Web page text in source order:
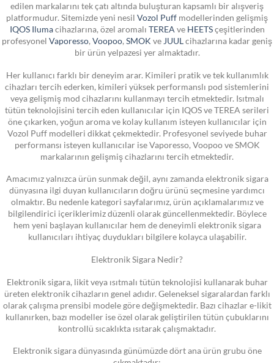
edilen markalarını tek çatı altında buluşturan kapsamlı bir alışveriş
platformudur. Sitemizde yeni nesil Vozol Puff modellerinden gelişmiş
IQOS Ilumacihazlarına, özel aromalı TEREA ve HEETSçeşitlerinden
profesyonel Vaporesso Voopoo SMOK ve JUUL cihazlarına kadar geniş
bir ürün yelpazesi yer almaktadır.
Her kullanıcı farklı bir deneyim arar. Kimileri pratik ve tek kullanımlık
cihazları tercih ederken, kimileri yüksek performanslı pod sistemlerini
veya gelişmiş mod cihazlarını kullanmayı tercih etmektedir. Isıtmalı
tütün teknolojisini tercih eden kullanıcılar için IQOS ve TEREA serileri
öne çıkarken, yoğun aroma ve kolay kullanım isteyen kullanıcılar için
Vozol Puff modelleri dikkat çekmektedir. Profesyonel seviyede buhar
performansı isteyen kullanıcılar ise Vaporesso, Voopoo ve SMOK
markalarının gelişmiş cihazlarını tercih etmektedir.
Amacımız yalnızca ürün sunmak değil, aynı zamanda elektronik sigara
dünyasına ilgi duyan kullanıcıların doğru ürünü seçmesine yardımcı
olmaktır. Bu nedenle kategori sayfalarımız, ürün açıklamalarımız ve
bilgilendirici içeriklerimiz düzenli olarak güncellenmektedir. Böylece
hem yeni başlayan kullanıcılar hem de deneyimli elektronik sigara
kullanıcıları ihtiyaç duydukları bilgilere kolayca ulaşabilir.
Elektronik Sigara Nedir?
Elektronik sigara, likit veya ısıtmalı tütün teknolojisi kullanarak buhar
üreten elektronik cihazların genel adıdır. Geleneksel sigaralardan farklı
olarak çalışma prensibi modele göre değişmektedir. Bazı cihazlar e-likit
kullanırken, bazı modeller ise özel olarak geliştirilen tütün çubuklarını
kontrollü sıcaklıkta ısıtarak çalışmaktadır.
Elektronik sigara dünyasında günümüzde dört ana ürün grubu öne